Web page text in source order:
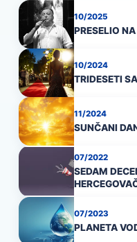
10/2025
PRESELIO
10/2024
TRIDESETI
11/2024
SUNČANI
07/2022
SEDAM
07/2023
PLANETA